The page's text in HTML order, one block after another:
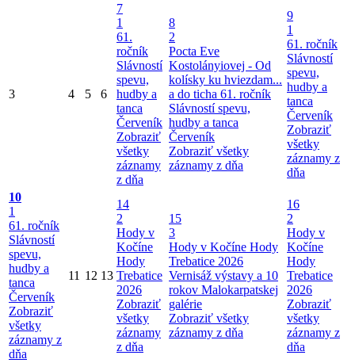
3 4 5 6
7
1
61.
ročník
Slávností
spevu,
hudby a
tanca
Červeník
Zobraziť
všetky
záznamy
z dňa
8
2
Pocta Eve
Kostolányiovej - Od
kolísky ku hviezdam...
a do ticha 61. ročník
Slávností spevu,
hudby a tanca
Červeník
Zobraziť všetky
záznamy z dňa
9
1
61. ročník
Slávností
spevu,
hudby a
tanca
Červeník
Zobraziť
všetky
záznamy z
dňa
10
1
61. ročník
Slávností
spevu,
hudby a
tanca
Červeník
Zobraziť
všetky
záznamy z
dňa
11 12 13
14
2
Hody v
Kočíne
Hody
Trebatice
2026
Zobraziť
všetky
záznamy
z dňa
15
3
Hody v Kočíne Hody
Trebatice 2026
Vernisáž výstavy a 10
rokov Malokarpatskej
galérie
Zobraziť všetky
záznamy z dňa
16
2
Hody v
Kočíne
Hody
Trebatice
2026
Zobraziť
všetky
záznamy z
dňa